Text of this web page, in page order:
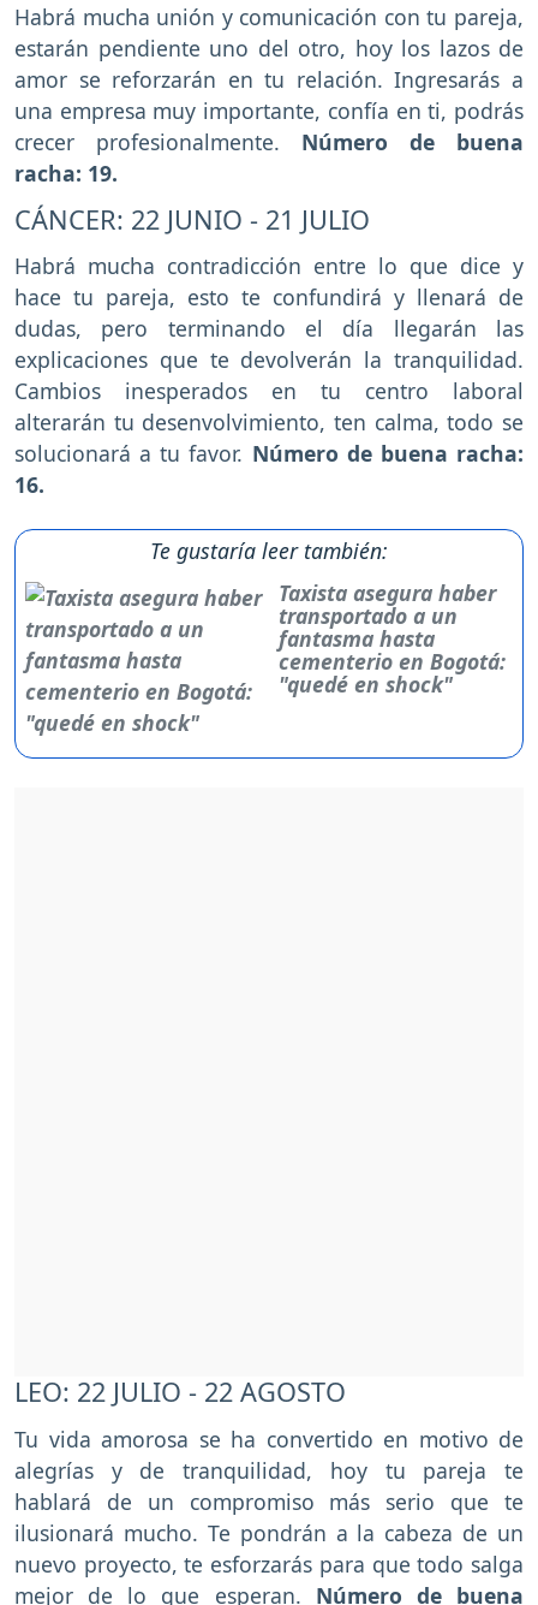
Habrá mucha unión y comunicación con tu pareja,
estarán pendiente uno del otro, hoy los lazos de
amor se reforzarán en tu relación. Ingresarás a
una empresa muy importante, confía en ti, podrás
crecer profesionalmente. Número de buena
racha: 19.
CÁNCER: 22 JUNIO - 21 JULIO
Habrá mucha contradicción entre lo que dice y
hace tu pareja, esto te confundirá y llenará de
dudas, pero terminando el día llegarán las
explicaciones que te devolverán la tranquilidad.
Cambios inesperados en tu centro laboral
alterarán tu desenvolvimiento, ten calma, todo se
solucionará a tu favor. Número de buena racha:
16.
Te gustaría leer también:
Taxista asegura haber
transportado a un
fantasma hasta
cementerio en Bogotá:
"quedé en shock"
LEO: 22 JULIO - 22 AGOSTO
Tu vida amorosa se ha convertido en motivo de
alegrías y de tranquilidad, hoy tu pareja te
hablará de un compromiso más serio que te
ilusionará mucho. Te pondrán a la cabeza de un
nuevo proyecto, te esforzarás para que todo salga
mejor de lo que esperan. Número de buena